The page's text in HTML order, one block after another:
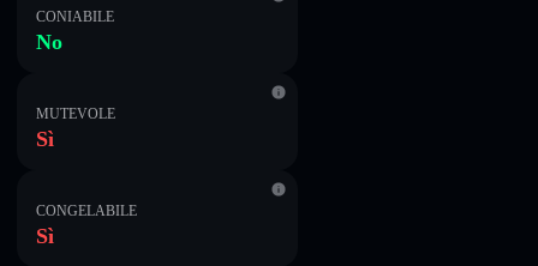
CONIABILE
No
MUTEVOLE
Sì
CONGELABILE
Sì